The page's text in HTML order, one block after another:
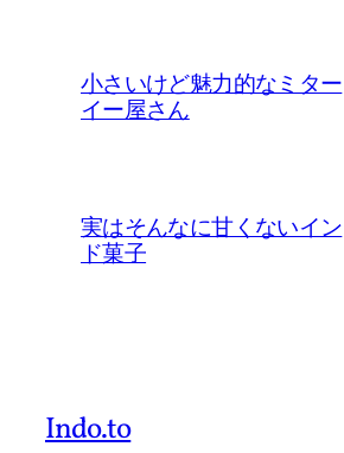
小さいけど魅力的なミター
イー屋さん
実はそんなに甘くないイン
ド菓子
Indo.to